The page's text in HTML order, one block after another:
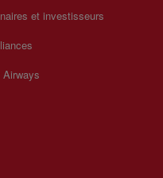
et investisseurs